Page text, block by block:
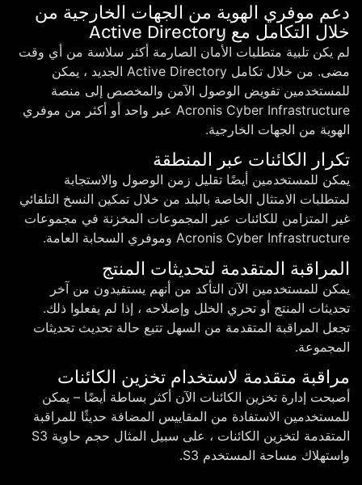
دعم موفري الهوية من الجهات الخارجية من
خلال التكامل مع Active Directory
لم يكن تلبية متطلبات الأمان الصارمة أكثر سلاسة من أي وقت
مضى. من خلال تكامل Active Directory الجديد ، يمكن
للمستخدمين تفويض الوصول الآمن والمخصص إلى منصة
Acronis Cyber Infrastructure عبر واحد أو أكثر من موفري
الهوية من الجهات الخارجية.
تكرار الكائنات عبر المنطقة
يمكن للمستخدمين أيضًا تقليل زمن الوصول والاستجابة
لمتطلبات الامتثال الخاصة بالبلد من خلال تمكين النسخ التلقائي
غير المتزامن للكائنات عبر المجموعات المخزنة في مجموعات
Acronis Cyber Infrastructure وموفري السحابة العامة.
المراقبة المتقدمة لتحديثات المنتج
يمكن للمستخدمين الآن التأكد من أنهم يستفيدون من آخر
تحديثات المنتج أو تحري الخلل وإصلاحه ، إذا لم يفعلوا ذلك.
تجعل المراقبة المتقدمة من السهل تتبع حالة تحديث تحديثات
المجموعة.
مراقبة متقدمة لاستخدام تخزين الكائنات
أصبحت إدارة تخزين الكائنات الآن أكثر بساطة أيضًا – يمكن
للمستخدمين الاستفادة من المقاييس المضافة حديثًا للمراقبة
المتقدمة لتخزين الكائنات ، على سبيل المثال حجم حاوية S3
واستهلاك مساحة المستخدم S3.